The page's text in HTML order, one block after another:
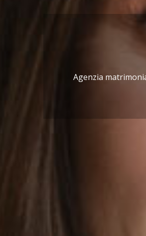
Agenzia